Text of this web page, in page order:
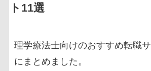
ト11選
理学療法士向けのおすすめ転職
にまとめました。